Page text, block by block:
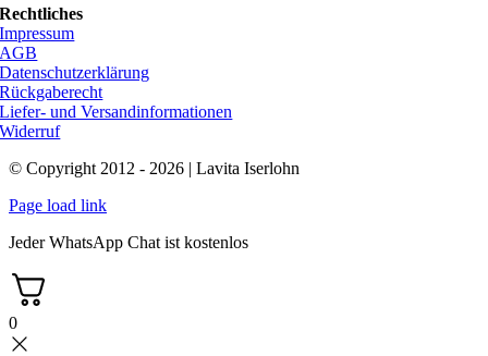
Rechtliches
Impressum
AGB
Datenschutzerklärung
Rückgaberecht
Liefer- und Versandinformationen
Widerruf
© Copyright 2012 - 2026 | Lavita Iserlohn
Page load link
Jeder WhatsApp Chat ist kostenlos
0